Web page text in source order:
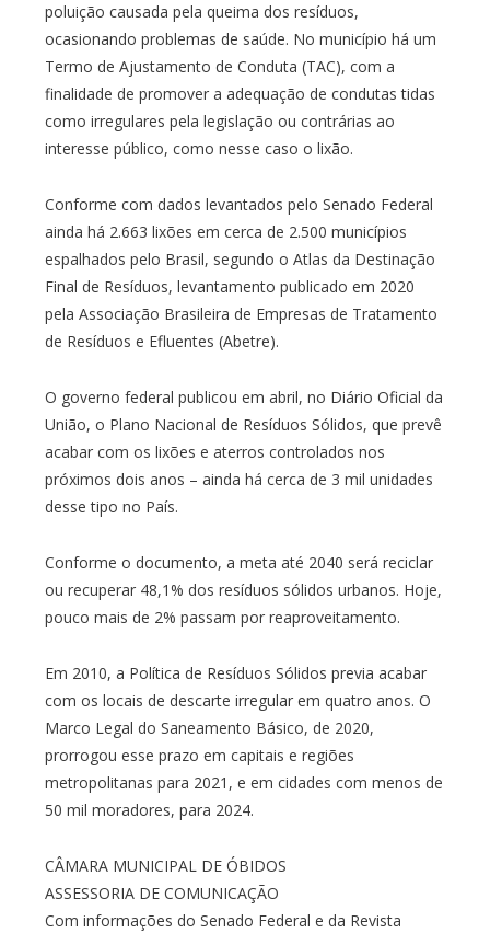
poluição causada pela queima dos resíduos,
ocasionando problemas de saúde. No município há um
Termo de Ajustamento de Conduta (TAC), com a
finalidade de promover a adequação de condutas tidas
como irregulares pela legislação ou contrárias ao
interesse público, como nesse caso o lixão.
Conforme com dados levantados pelo Senado Federal
ainda há 2.663 lixões em cerca de 2.500 municípios
espalhados pelo Brasil, segundo o Atlas da Destinação
Final de Resíduos, levantamento publicado em 2020
pela Associação Brasileira de Empresas de Tratamento
de Resíduos e Efluentes (Abetre).
O governo federal publicou em abril, no Diário Oficial da
União, o Plano Nacional de Resíduos Sólidos, que prevê
acabar com os lixões e aterros controlados nos
próximos dois anos – ainda há cerca de 3 mil unidades
desse tipo no País.
Conforme o documento, a meta até 2040 será reciclar
ou recuperar 48,1% dos resíduos sólidos urbanos. Hoje,
pouco mais de 2% passam por reaproveitamento.
Em 2010, a Política de Resíduos Sólidos previa acabar
com os locais de descarte irregular em quatro anos. O
Marco Legal do Saneamento Básico, de 2020,
prorrogou esse prazo em capitais e regiões
metropolitanas para 2021, e em cidades com menos de
50 mil moradores, para 2024.
CÂMARA MUNICIPAL DE ÓBIDOS
ASSESSORIA DE COMUNICAÇÃO
Com informações do Senado Federal e da Revista